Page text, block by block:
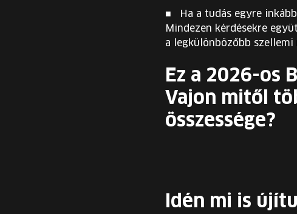
Ha a tudás egyre
Mindezen kérdésekre
a legkülönbözőbb szellemi
Ez a 2026-os
Vajon mitől
összessége?
Idén mi is